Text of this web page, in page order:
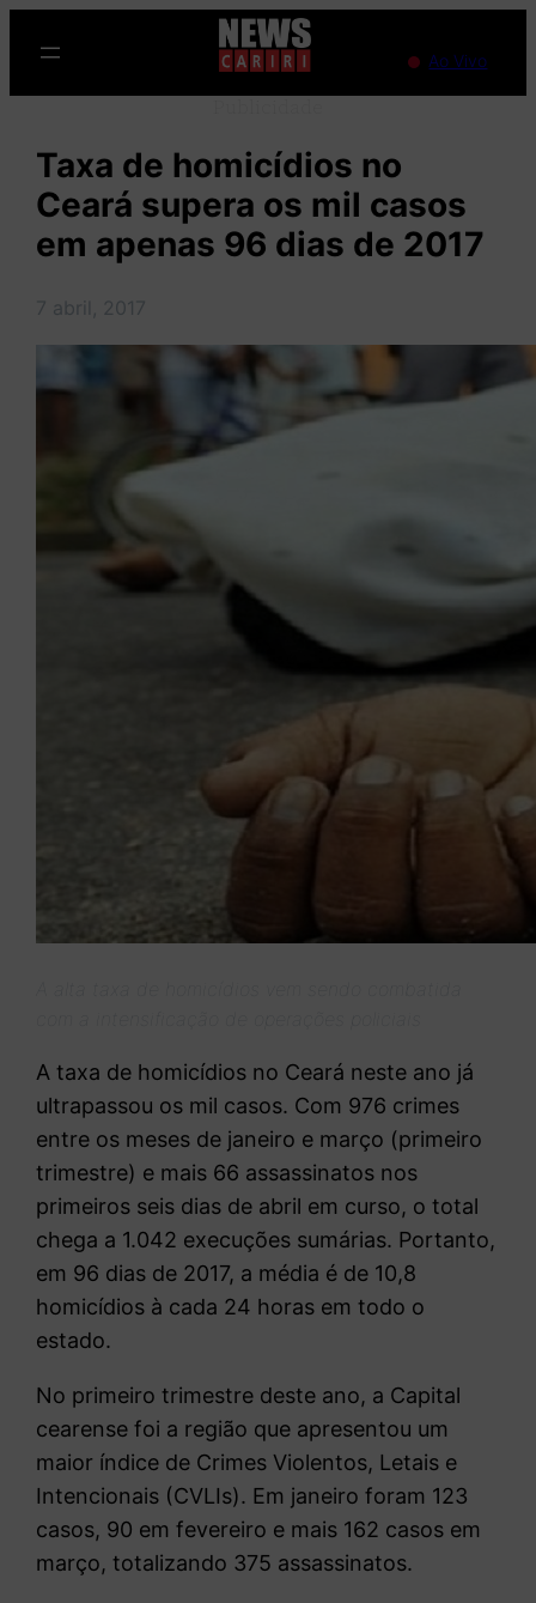
para
o
Ao Vivo
Taxa de homicídios no
Ceará supera os mil casos
em apenas 96 dias de 2017
7 abril, 2017
A taxa de homicídios no Ceará neste ano já
ultrapassou os mil casos. Com 976 crimes
entre os meses de janeiro e março (primeiro
trimestre) e mais 66 assassinatos nos
primeiros seis dias de abril em curso, o total
chega a 1.042 execuções sumárias. Portanto,
em 96 dias de 2017, a média é de 10,8
homicídios à cada 24 horas em todo o
estado.
No primeiro trimestre deste ano, a Capital
cearense foi a região que apresentou um
maior índice de Crimes Violentos, Letais e
Intencionais (CVLIs). Em janeiro foram 123
casos, 90 em fevereiro e mais 162 casos em
março, totalizando 375 assassinatos.